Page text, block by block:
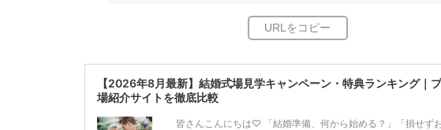
【2026年8月最新】結婚式場見学キャンペーン・特典ランキング｜
場紹介サイトを徹底比較
皆さんこんにちは♡ 「結婚準備、何から始める？」「損せず